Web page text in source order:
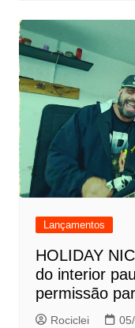
Lançamentos
HOLIDAY
do interior
permissão
Rociclei